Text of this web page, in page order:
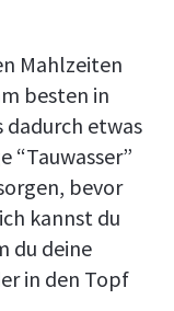
Mahlzeiten
besten in
dadurch etwas
“Tauwasser”
bevor
kannst du
du deine
in den Topf